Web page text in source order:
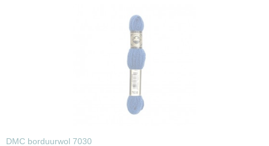
DMC borduurwol 7030